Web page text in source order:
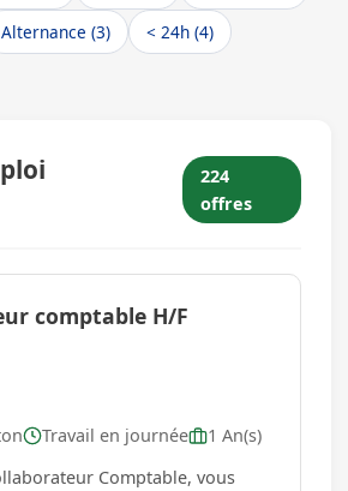
Alternance (3)
< 24h (4)
224
offres
comptable H/F
Travail en journée
1 An(s)
Comptable, vous